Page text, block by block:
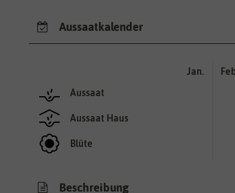
Aussaatkalender
Aussaat
Aussaat Haus
Blüte
Jan.
Beschreibung